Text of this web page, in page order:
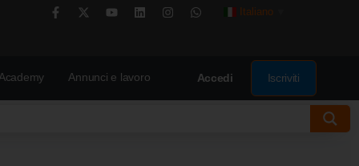
Italiano
Annunci e lavoro Accedi Iscriviti